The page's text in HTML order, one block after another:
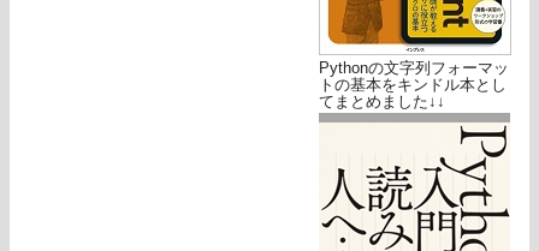
Pythonの文字列フォーマッ
トの基本をキンドル本とし
てまとめました↓↓